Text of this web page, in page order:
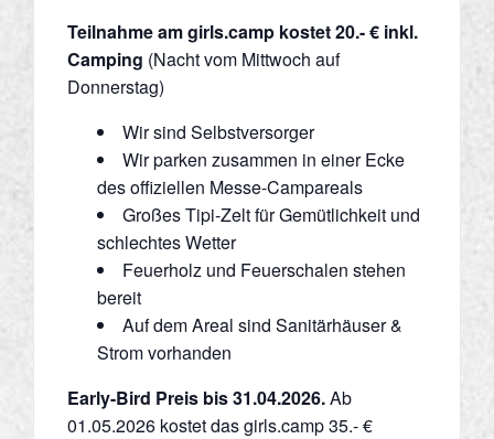
Teilnahme am girls.camp kostet20.- € inkl.
Camping (Nacht vom Mittwoch auf
Donnerstag)
Wir sind Selbstversorger
Wir parken zusammen in einer Ecke
des offiziellen Messe-Campareals
Großes Tipi-Zelt für Gemütlichkeit und
schlechtes Wetter
Feuerholz und Feuerschalen stehen
bereit
Auf dem Areal sind Sanitärhäuser &
Strom vorhanden
Early-Bird Preis bis 31.04.2026.Ab
01.05.2026 kostet das girls.camp 35.- €